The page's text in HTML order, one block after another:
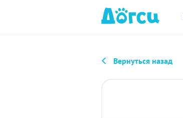
Вернуться назад